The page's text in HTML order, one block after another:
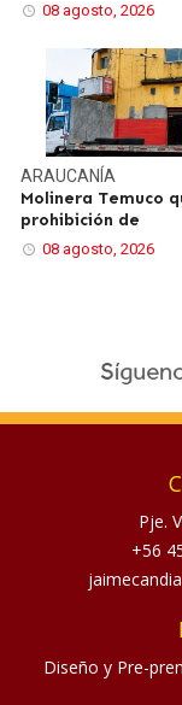
08 agosto, 2026
ARAUCANÍA
Molinera Temuco
prohibición de
08 agosto, 2026
Pje.
+56
Diseño y Pre-